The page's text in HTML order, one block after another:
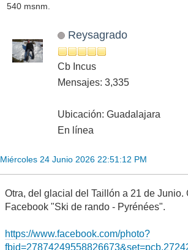
540 msnm.
Reysagrado
Cb Incus
Mensajes: 3,335
Ubicación: Guadalajara
En línea
Miércoles 24 Junio 2026 22:51:12 PM
Otra, del glacial del Taillón a 21 de Junio.
Facebook "Ski de rando - Pyrénées".
https://www.facebook.com/photo?